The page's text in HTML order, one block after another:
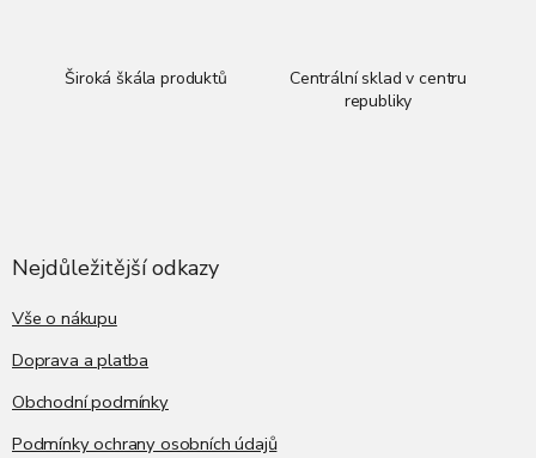
Široká škála produktů
Centrální sklad v centru
republiky
Nejdůležitější odkazy
Vše o nákupu
Doprava a platba
Obchodní podmínky
Podmínky ochrany osobních údajů